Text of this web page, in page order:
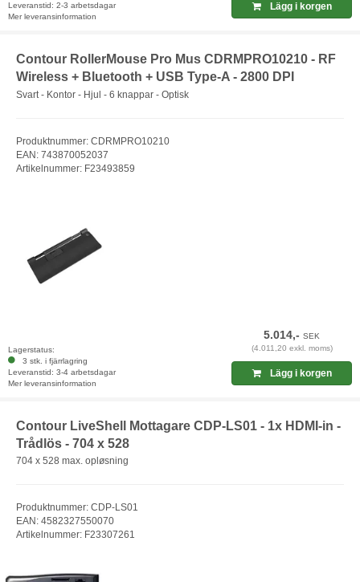
Leveranstid: 2-3 arbetsdagar
Mer leveransinformation
Lägg i korgen
Contour RollerMouse Pro Mus CDRMPRO10210 - RF
Wireless + Bluetooth + USB Type-A - 2800 DPI
Svart - Kontor - Hjul - 6 knappar - Optisk
Produktnummer: CDRMPRO10210
EAN: 743870052037
Artikelnummer: F23493859
Lagerstatus:
3 stk. i fjärrlagring
Leveranstid: 3-4 arbetsdagar
Mer leveransinformation
5.014,-SEK
(4.011,20 exkl. moms)
Lägg i korgen
Contour LiveShell Mottagare CDP-LS01 - 1x HDMI-in -
Trådlös - 704 x 528
704 x 528 max. opløsning
Produktnummer: CDP-LS01
EAN: 4582327550070
Artikelnummer: F23307261